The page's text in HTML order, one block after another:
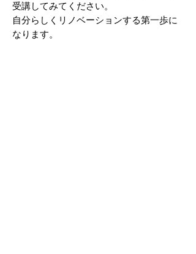
受講してみてください。
自分らしくリノベーションする第一歩に
なります。